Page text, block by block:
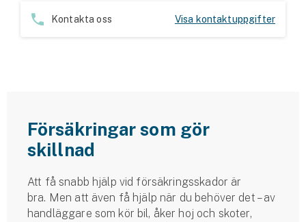
Hundförsäkring
Hem & hus
Villaförsäkring
Kontakta oss Visa kontaktuppgifter
Försäkringar som gör
skillnad
Att få snabb hjälp vid försäkringsskador är
bra. Men att även få hjälp när du behöver det – av
handläggare som kör bil, åker hoj och skoter,